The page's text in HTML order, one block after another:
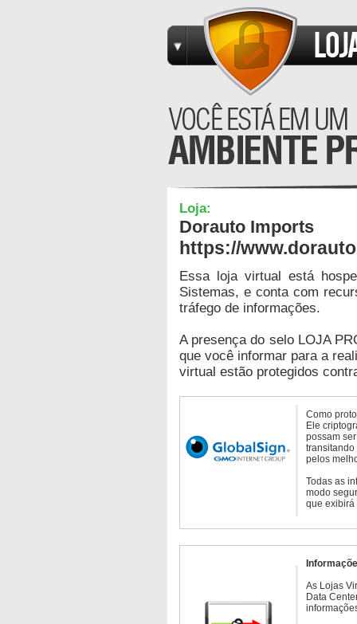
Loja:
Dorauto Imports
https://
Essa loja virtual está
Sistemas, e conta com
tráfego de informações.
A presença do selo LOJA
que você informar para a
virtual estão protegidos
Como
Ele
possam
transitando
pelos
Todas as
modo
que exibirá
As Lojas
Data